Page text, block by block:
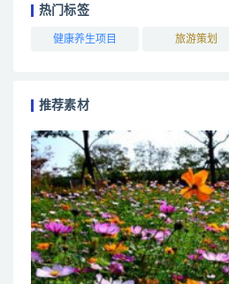
热门标签
健康养生项目 旅游策划
推荐素材